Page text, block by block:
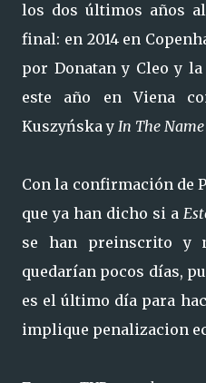
los dos últimos años
final: en 2014 en
por Donatan y Cleo y
este año en Viena
Kuszyńska y In The Name
Con la confirmación de
que ya han dicho si a
se han preinscrito y
quedarían pocos días,
es el último día para
implique penalizacion